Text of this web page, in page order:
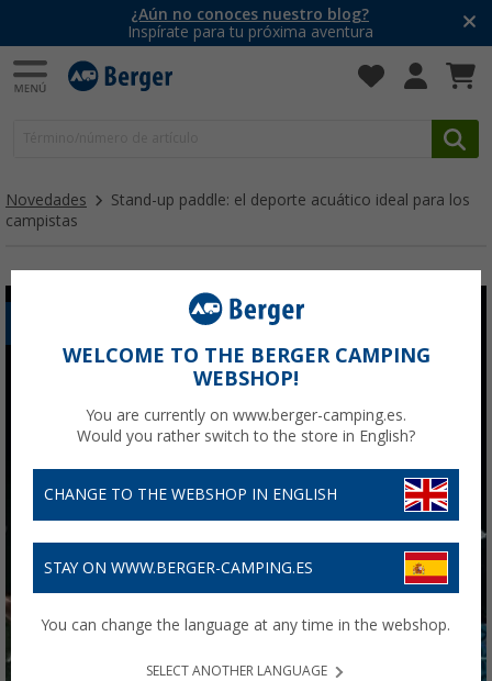
¿Aún no conoces nuestro blog?
Inspírate para tu próxima aventura
Novedades
Stand-up paddle: el deporte acuático ideal para los
campistas
WELCOME TO THE BERGER CAMPING
WEBSHOP!
You are currently on www.berger-camping.es.
Would you rather switch to the store in English?
CHANGE TO THE WEBSHOP IN ENGLISH
STAY ON WWW.BERGER-CAMPING.ES
You can change the language at any time in the webshop.
SELECT ANOTHER LANGUAGE